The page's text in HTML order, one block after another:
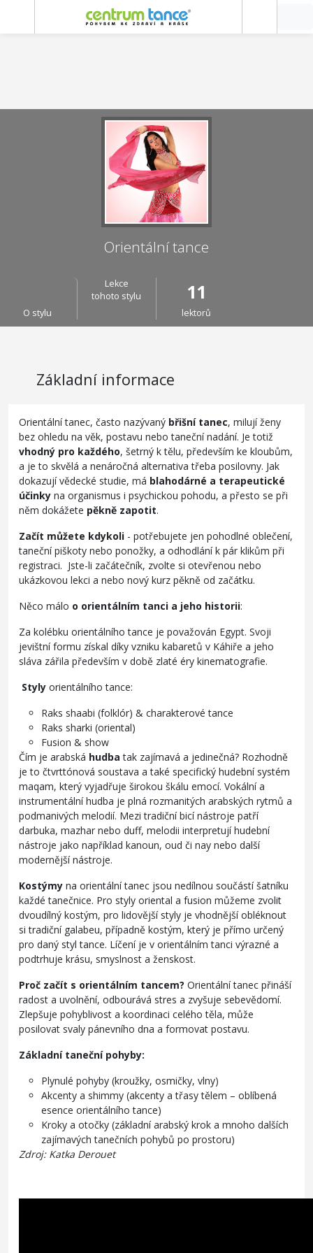
Orientální tance
O stylu
Lekce
tohoto stylu
11
lektorů
Základní informace
Orientální tanec, často nazývaný břišní tanec, milují ženy
bez ohledu na věk, postavu nebo taneční nadání. Je totiž
vhodný pro každého, šetrný k tělu, především ke kloubům,
a je to skvělá a nenáročná alternativa třeba posilovny. Jak
dokazují vědecké studie, má blahodárné a terapeutické
účinky na organismus i psychickou pohodu, a přesto se při
něm dokážete pěkně zapotit.
Začít můžete kdykoli - potřebujete jen pohodlné oblečení,
taneční piškoty nebo ponožky, a odhodlání k pár klikům při
registraci. Jste-li začátečník, zvolte si otevřenou nebo
ukázkovou lekci a nebo nový kurz pěkně od začátku.
Něco málo o orientálním tanci a jeho historii:
Za kolébku orientálního tance je považován Egypt. Svoji
jevištní formu získal díky vzniku kabaretů v Káhiře a jeho
sláva zářila především v době zlaté éry kinematografie.
Styly orientálního tance:
Raks shaabi (folklór) & charakterové tance
Raks sharki (oriental)
Fusion & show
Čím je arabská hudba tak zajímavá a jedinečná? Rozhodně
je to čtvrttónová soustava a také specifický hudební systém
maqam, který vyjadřuje širokou škálu emocí. Vokální a
instrumentální hudba je plná rozmanitých arabských rytmů a
podmanivých melodií. Mezi tradiční bicí nástroje patří
darbuka, mazhar nebo duff, melodii interpretují hudební
nástroje jako například kanoun, oud či nay nebo další
modernější nástroje.
Kostýmy na orientální tanec jsou nedílnou součástí šatníku
každé tanečnice. Pro styly oriental a fusion můžeme zvolit
dvoudílný kostým, pro lidovější styly je vhodnější obléknout
si tradiční galabeu, případně kostým, který je přímo určený
pro daný styl tance. Líčení je v orientálním tanci výrazné a
podtrhuje krásu, smyslnost a ženskost.
Proč začít s orientálním tancem? Orientální tanec přináší
radost a uvolnění, odbourává stres a zvyšuje sebevědomí.
Zlepšuje pohyblivost a koordinaci celého těla, může
posilovat svaly pánevního dna a formovat postavu.
Základní taneční pohyby:
Plynulé pohyby (kroužky, osmičky, vlny)
Akcenty a shimmy (akcenty a třasy tělem – oblíbená
esence orientálního tance)
Kroky a otočky (základní arabský krok a mnoho dalších
zajímavých tanečních pohybů po prostoru)
Zdroj: Katka Derouet